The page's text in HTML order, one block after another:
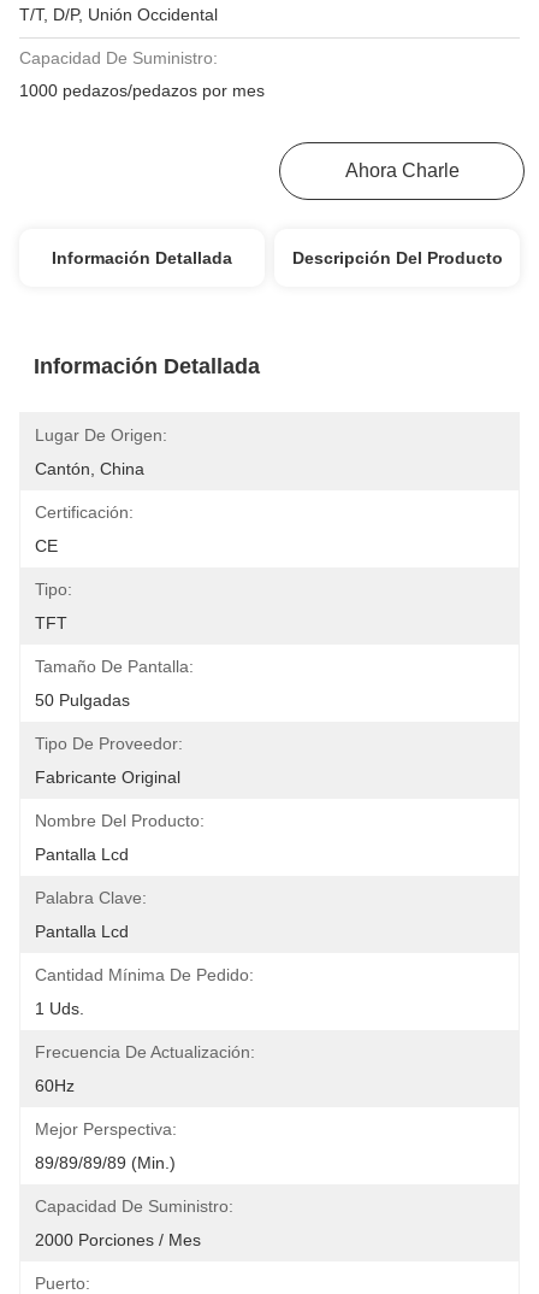
T/T, D/P, Unión Occidental
Capacidad De Suministro:
1000 pedazos/pedazos por mes
Ahora Charle
Información Detallada Descripción Del Producto
Información Detallada
Lugar De Origen:
Cantón, China
Certificación:
CE
Tipo:
TFT
Tamaño De Pantalla:
50 Pulgadas
Tipo De Proveedor:
Fabricante Original
Nombre Del Producto:
Pantalla Lcd
Palabra Clave:
Pantalla Lcd
Cantidad Mínima De Pedido:
1 Uds.
Frecuencia De Actualización:
60Hz
Mejor Perspectiva:
89/89/89/89 (min.)
Capacidad De Suministro:
2000 Porciones / Mes
Puerto: